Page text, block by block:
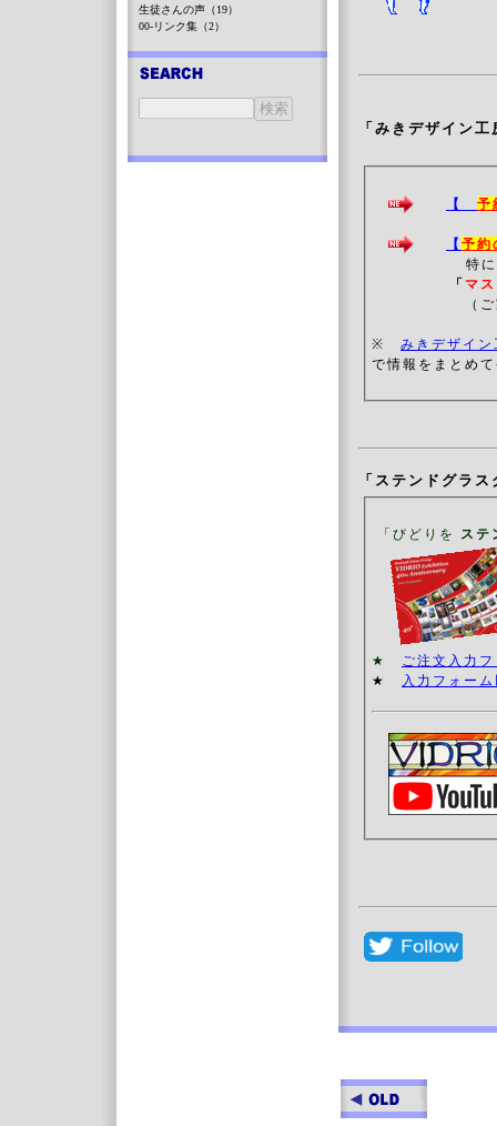
「みきデザイン工
【 予
【 予約
特に
「 マ
（
※ みきデザイ
で情報をまとめ
「ステンドグラ
「びどりを ステ
★ ご注文入
★
入力フォー
生徒さんの声（19）
00-リンク集（2）